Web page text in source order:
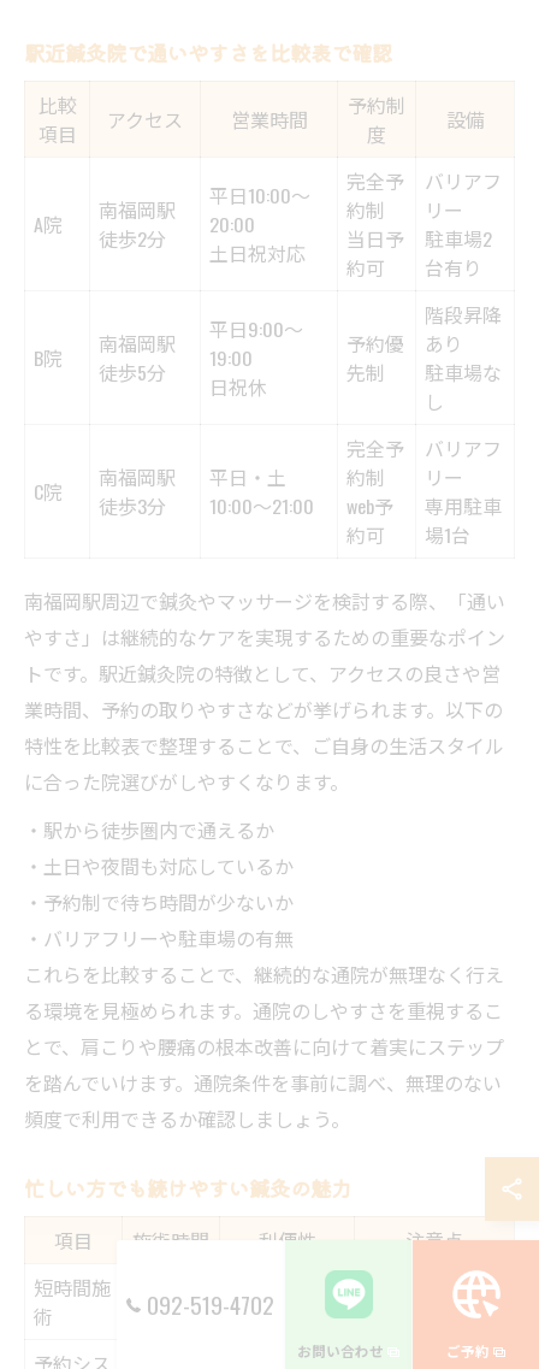
駅近鍼灸院で通いやすさを比較表で確認
比較
項目
アクセス 営業時間
予約制
度
設備
A院
南福岡駅
徒歩2分
平日10:00～
20:00
土日祝対応
完全予
約制
当日予
約可
バリアフ
リー
駐車場2
台有り
B院
南福岡駅
徒歩5分
平日9:00～
19:00
日祝休
予約優
先制
階段昇降
あり
駐車場な
し
C院
南福岡駅
徒歩3分
平日・土
10:00～21:00
完全予
約制
web予
約可
バリアフ
リー
専用駐車
場1台
南福岡駅周辺で鍼灸やマッサージを検討する際、「通い
やすさ」は継続的なケアを実現するための重要なポイン
トです。駅近鍼灸院の特徴として、アクセスの良さや営
業時間、予約の取りやすさなどが挙げられます。以下の
特性を比較表で整理することで、ご自身の生活スタイル
に合った院選びがしやすくなります。
・駅から徒歩圏内で通えるか
・土日や夜間も対応しているか
・予約制で待ち時間が少ないか
・バリアフリーや駐車場の有無
これらを比較することで、継続的な通院が無理なく行え
る環境を見極められます。通院のしやすさを重視するこ
とで、肩こりや腰痛の根本改善に向けて着実にステップ
を踏んでいけます。通院条件を事前に調べ、無理のない
頻度で利用できるか確認しましょう。
忙しい方でも続けやすい鍼灸の魅力
項目 施術時間 利便性
注意点
短時間施
術
で完了
スキマ時間に
利用可
仕事帰りの疲労
時に注意
予約シス
待ち時間少な 無断キャンセル
092-519-4702
お問い合わせ ご予約